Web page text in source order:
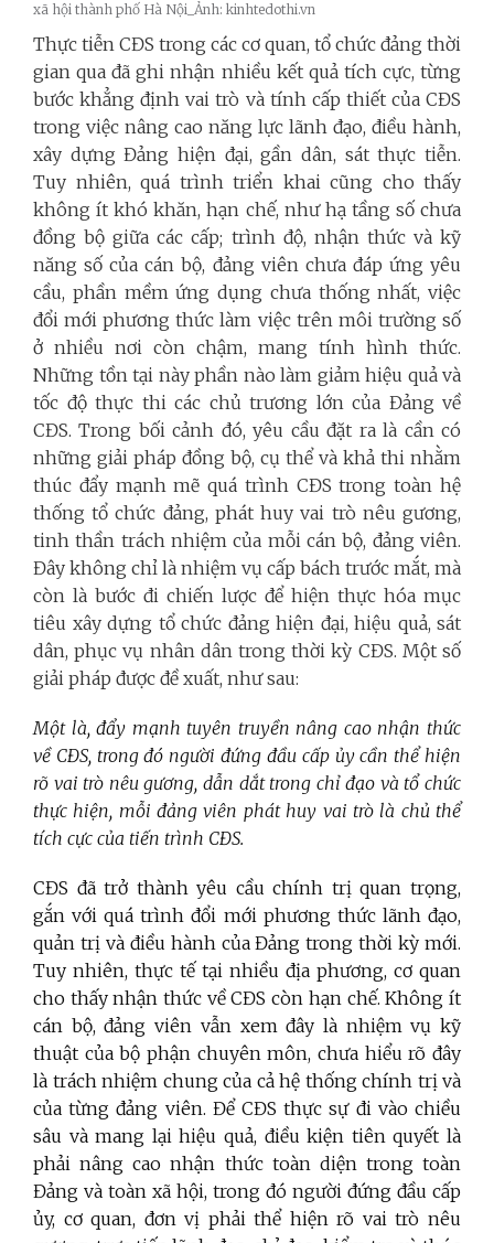
xã hội thành phố Hà Nội_Ảnh: kinhtedothi.vn
Thực tiễn CĐS trong các cơ quan, tổ chức đảng thời
gian qua đã ghi nhận nhiều kết quả tích cực, từng
bước khẳng định vai trò và tính cấp thiết của CĐS
trong việc nâng cao năng lực lãnh đạo, điều hành,
xây dựng Đảng hiện đại, gần dân, sát thực tiễn.
Tuy nhiên, quá trình triển khai cũng cho thấy
không ít khó khăn, hạn chế, như hạ tầng số chưa
đồng bộ giữa các cấp; trình độ, nhận thức và kỹ
năng số của cán bộ, đảng viên chưa đáp ứng yêu
cầu, phần mềm ứng dụng chưa thống nhất, việc
đổi mới phương thức làm việc trên môi trường số
ở nhiều nơi còn chậm, mang tính hình thức.
Những tồn tại này phần nào làm giảm hiệu quả và
tốc độ thực thi các chủ trương lớn của Đảng về
CĐS. Trong bối cảnh đó, yêu cầu đặt ra là cần có
những giải pháp đồng bộ, cụ thể và khả thi nhằm
thúc đẩy mạnh mẽ quá trình CĐS trong toàn hệ
thống tổ chức đảng, phát huy vai trò nêu gương,
tinh thần trách nhiệm của mỗi cán bộ, đảng viên.
Đây không chỉ là nhiệm vụ cấp bách trước mắt, mà
còn là bước đi chiến lược để hiện thực hóa mục
tiêu xây dựng tổ chức đảng hiện đại, hiệu quả, sát
dân, phục vụ nhân dân trong thời kỳ CĐS. Một số
giải pháp được đề xuất, như sau:
Một là, đẩy mạnh tuyên truyền nâng cao nhận thức
về CĐS, trong đó người đứng đầu cấp ủy cần thể hiện
rõ vai trò nêu gương, dẫn dắt trong chỉ đạo và tổ chức
thực hiện, mỗi đảng viên phát huy vai trò là chủ thể
tích cực của tiến trình CĐS.
CĐS đã trở thành yêu cầu chính trị quan trọng,
gắn với quá trình đổi mới phương thức lãnh đạo,
quản trị và điều hành của Đảng trong thời kỳ mới.
Tuy nhiên, thực tế tại nhiều địa phương, cơ quan
cho thấy nhận thức về CĐS còn hạn chế. Không ít
cán bộ, đảng viên vẫn xem đây là nhiệm vụ kỹ
thuật của bộ phận chuyên môn, chưa hiểu rõ đây
là trách nhiệm chung của cả hệ thống chính trị và
của từng đảng viên. Để CĐS thực sự đi vào chiều
sâu và mang lại hiệu quả, điều kiện tiên quyết là
phải nâng cao nhận thức toàn diện trong toàn
Đảng và toàn xã hội, trong đó người đứng đầu cấp
ủy, cơ quan, đơn vị phải thể hiện rõ vai trò nêu